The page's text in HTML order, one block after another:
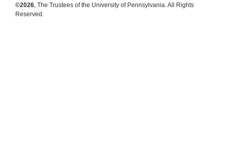
©2026, The Trustees of the University of Pennsylvania. All Rights
Reserved.